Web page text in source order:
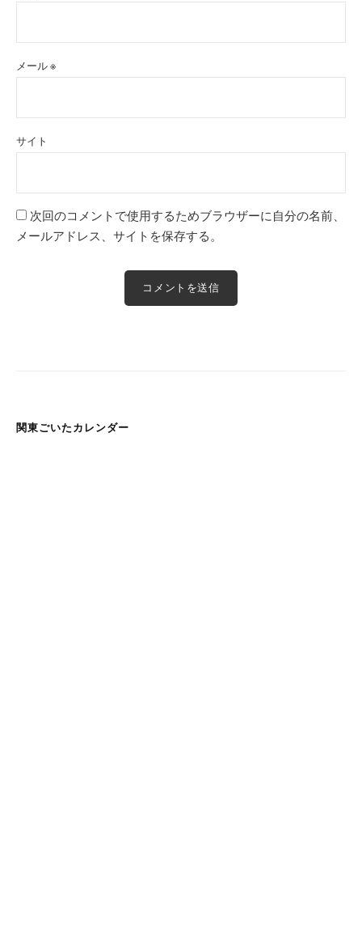
メール※
サイト
次回のコメントで使用するためブラウザーに自分の名前、
メールアドレス、サイトを保存する。
関東ごいたカレンダー